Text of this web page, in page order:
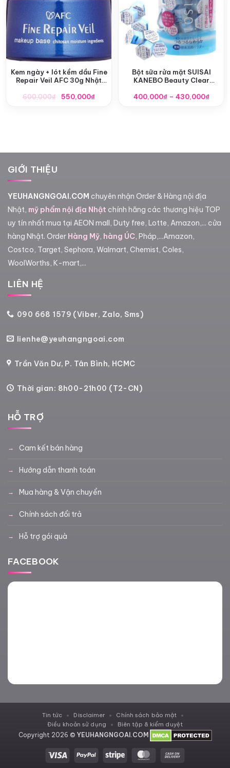
Kem ngày + lót kềm dầu Fine
Repair Veil AFC 30g Nhật
600,000₫
Giá
550,000₫Giá
Bột sữa rửa mặt SUISAI
KANEBO Beauty Clear
400,000₫ – 430,000₫
GIỚI THIỆU
YEUHANGNGOAI.COM chuyên nhận Order & Hàng nội địa
Nhật, mỹ phẩm nội địa Nhật chính hãng các thương hiệu TOP
uy tín nhất mua tại AEON mall, Duty free, Lotte, Amazon,... cửa
hàng Nhật. Order Hàng Mỹ, hàng ÚC, Pháp,...Amazon,
Costco, Target, Sephora, Walmart, Chemist, Coles,
WoolWorths, K-mart,...
LIÊN HỆ
090 668 1579 (Viber, Zalo, Sms)
lienhe@yeuhangngoai.com
Trần Văn Dư, P. Tân Bình, HCMC
Thời gian: 8h00-21h00 (T2-CN)
HỖ TRỢ
Cam kết bán hàng
Hướng dẫn thanh toán
Mua hàng & Vận chuyển
Chính sách đổi trả
Hỗ trợ gói quà
FACEBOOK
Visa PayPal Stripe MasterCard
Tin tức Disclaimer
Chính sách bảo mật
Điều khoản sử dụng
Biên tập & kiểm duyệt
Copyright 2026 © YEUHANGNGOAI.COM